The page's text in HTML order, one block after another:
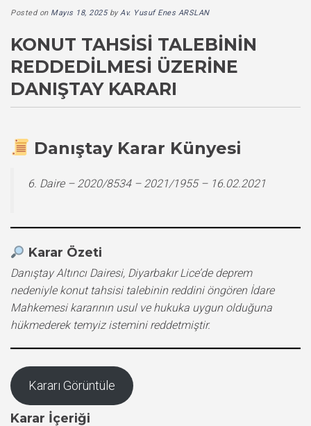
Posted on Mayıs 18, 2025byAv. Yusuf Enes ARSLAN
KONUT TAHSISI TALEBININ
REDDEDILMESI ÜZERINE
DANIŞTAY KARARI
Danıştay Karar Künyesi
6. Daire – 2020/8534 – 2021/1955 – 16.02.2021
Karar Özeti
Danıştay Altıncı Dairesi, Diyarbakır Lice’de deprem
nedeniyle konut tahsisi talebinin reddini öngören İdare
Mahkemesi kararının usul ve hukuka uygun olduğuna
hükmederek temyiz istemini reddetmiştir.
Kararı Görüntüle
Karar İçeriği